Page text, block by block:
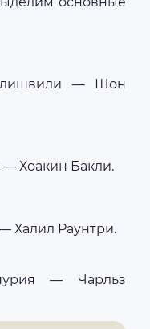
— Шон
— Хоакин Бакли.
Халил Раунтри.
— Чарльз